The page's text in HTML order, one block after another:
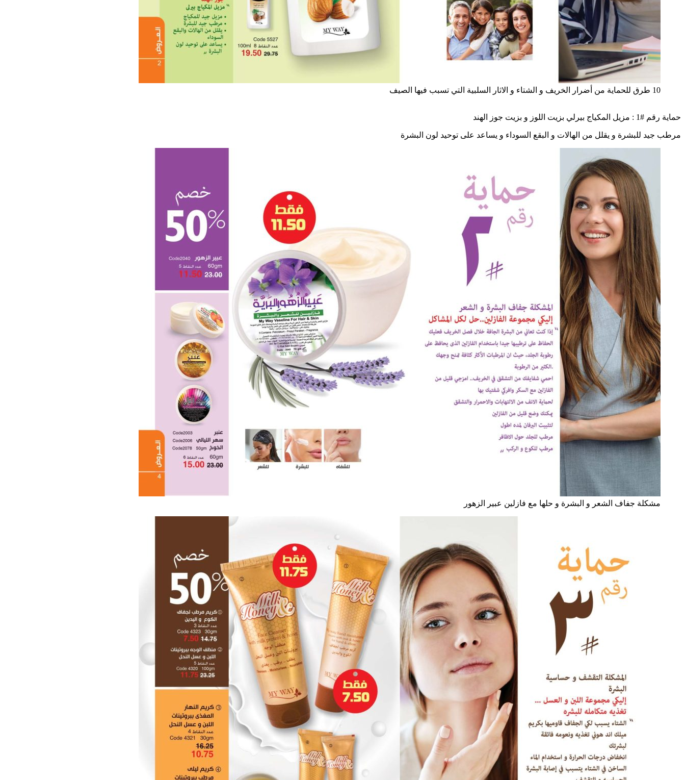
10 طرق للحماية من أضرار الخريف و الشتاء و الاثار السلبية التي تسبب فيها الصيف
حماية رقم #1 : مزيل المكياج بيرلي بزيت اللوز و بزيت جوز الهند
مرطب جيد للبشرة و يقلل من الهالات و البقع السوداء و يساعد على توحيد لون البشرة
مشكلة جفاف الشعر و البشرة و حلها مع فازلين عبير الزهور